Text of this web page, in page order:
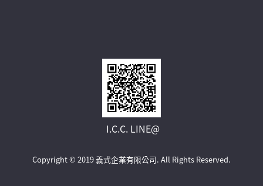
I.C.C. LINE@
Copyright © 2019 義式企業有限公司. All Rights Reserved.